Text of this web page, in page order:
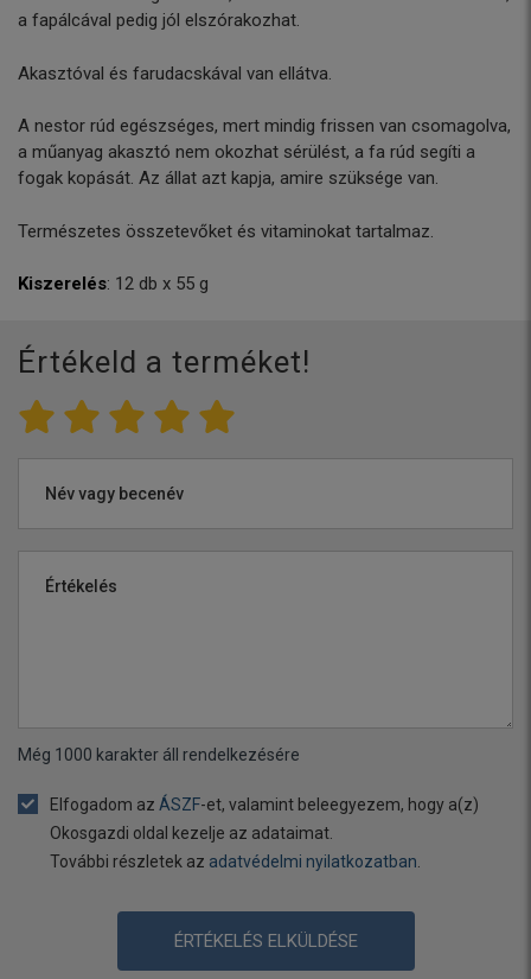
a fapálcával pedig jól elszórakozhat.
Akasztóval és farudacskával van ellátva.
A nestor rúd egészséges, mert mindig frissen van csomagolva,
a műanyag akasztó nem okozhat sérülést, a fa rúd segíti a
fogak kopását. Az állat azt kapja, amire szüksége van.
Természetes összetevőket és vitaminokat tartalmaz.
Kiszerelés: 12 db x 55 g
Értékeld a terméket!
Név vagy becenév
Értékelés
Még 1000 karakter áll rendelkezésére
Elfogadom az ÁSZF-et, valamint beleegyezem, hogy a(z)
Okosgazdi oldal kezelje az adataimat.
További részletek az adatvédelmi nyilatkozatban
ÉRTÉKELÉS ELKÜLDÉSE